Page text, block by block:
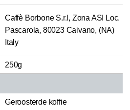
Caffè Borbone S.r.l, Zona ASI Loc.
Pascarola, 80023 Caivano, (NA)
Italy
250g
Geroosterde koffie